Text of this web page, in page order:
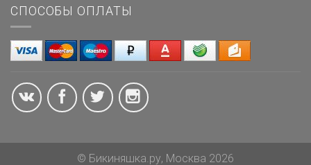
СПОСОБЫ ОПЛАТЫ
© Бикиняшка.ру, Москва 2026